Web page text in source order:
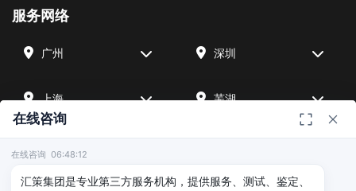
服务网络
广州 深圳
上海 芜湖
在线咨询
在线咨询 06:48:12
汇策集团是专业第三方服务机构，提供服务、测试、鉴定、